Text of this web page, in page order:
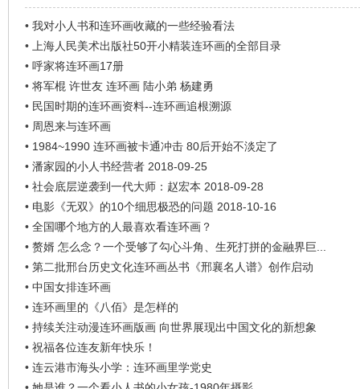
• 我对小人书和连环画收藏的一些经验看法
•
上海人民美术出版社50开小精装连环画的全部目录
• 呼家将连环画17册
• 将军棍 许世友 连环画 陆小弟 杨建勇
• 民国时期的连环画资料--连环画追根溯源
• 周恩来与连环画
• 1984~1990 连环画被卡通冲击 80后开始不淡定了
• 潘家园的小人书经营者 2018-09-25
• 社会底层逆袭到一代大师：赵宏本 2018-09-28
• 电影《无双》的10个细思极恐的问题 2018-10-16
• 全国哪个地方的人最喜欢看连环画？
• 赘婿 怎么念？一个受够了勾心斗角、生死打拼的金融界巨...
• 第二批邢台历史文化连环画丛书《邢襄名人谱》创作启动
• 中国女排连环画
• 连环画里的《八佰》是怎样的
• 持续关注动漫连环画版画 向世界展现出中国文化的新想象
• 祝福各位连友新年快乐！
• 连云港市海头小学：连环画里学党史